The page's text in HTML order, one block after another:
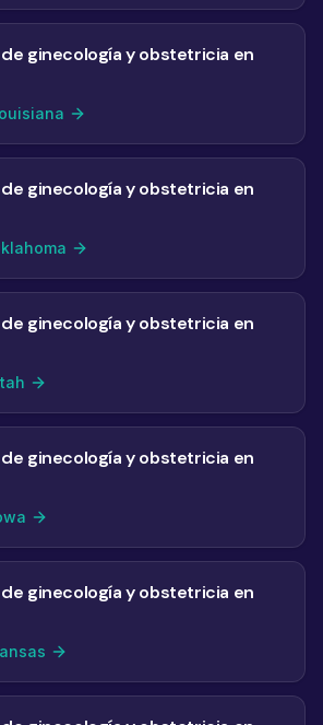
ginecología y obstetricia en
ginecología y obstetricia en
ginecología y obstetricia en
ginecología y obstetricia en
ginecología y obstetricia en